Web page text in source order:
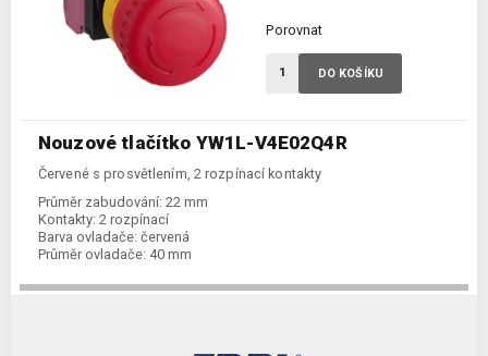
Nouzové tlačítko YW1L-V4E02Q4R
Červené s prosvětlením, 2 rozpínací kontakty
Průměr zabudování: 22 mm
Kontakty: 2 rozpínací
Barva ovladače: červená
Průměr ovladače: 40 mm
Porovnat
DO KOŠÍKU